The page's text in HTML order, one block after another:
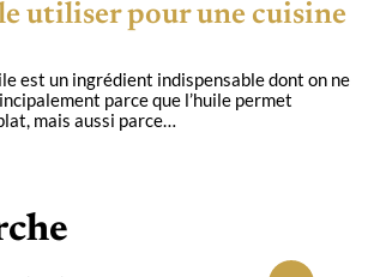
utiliser pour une cuisine
est un ingrédient indispensable dont on ne
parce que l’huile permet
mais aussi parce…